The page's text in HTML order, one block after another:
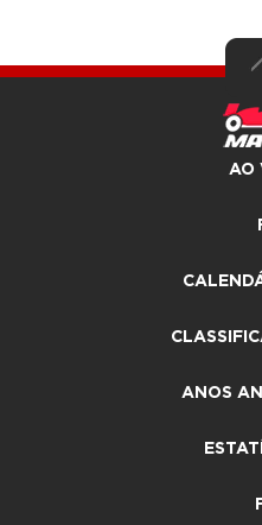
AO
ANOS